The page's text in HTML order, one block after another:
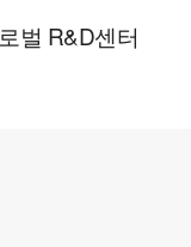
벌 R&D센터